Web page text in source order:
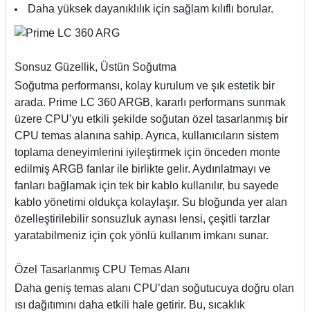
Daha yüksek dayanıklılık için sağlam kılıflı borular.
Sonsuz Güzellik, Üstün Soğutma
Soğutma performansı, kolay kurulum ve şık estetik bir
arada. Prime LC 360 ARGB, kararlı performans sunmak
üzere CPU’yu etkili şekilde soğutan özel tasarlanmış bir
CPU temas alanına sahip. Ayrıca, kullanıcıların sistem
toplama deneyimlerini iyileştirmek için önceden monte
edilmiş ARGB fanlar ile birlikte gelir. Aydınlatmayı ve
fanları bağlamak için tek bir kablo kullanılır, bu sayede
kablo yönetimi oldukça kolaylaşır. Su bloğunda yer alan
özelleştirilebilir sonsuzluk aynası lensi, çeşitli tarzlar
yaratabilmeniz için çok yönlü kullanım imkanı sunar.
Özel Tasarlanmış CPU Temas Alanı
Daha geniş temas alanı CPU’dan soğutucuya doğru olan
ısı dağıtımını daha etkili hale getirir. Bu, sıcaklık